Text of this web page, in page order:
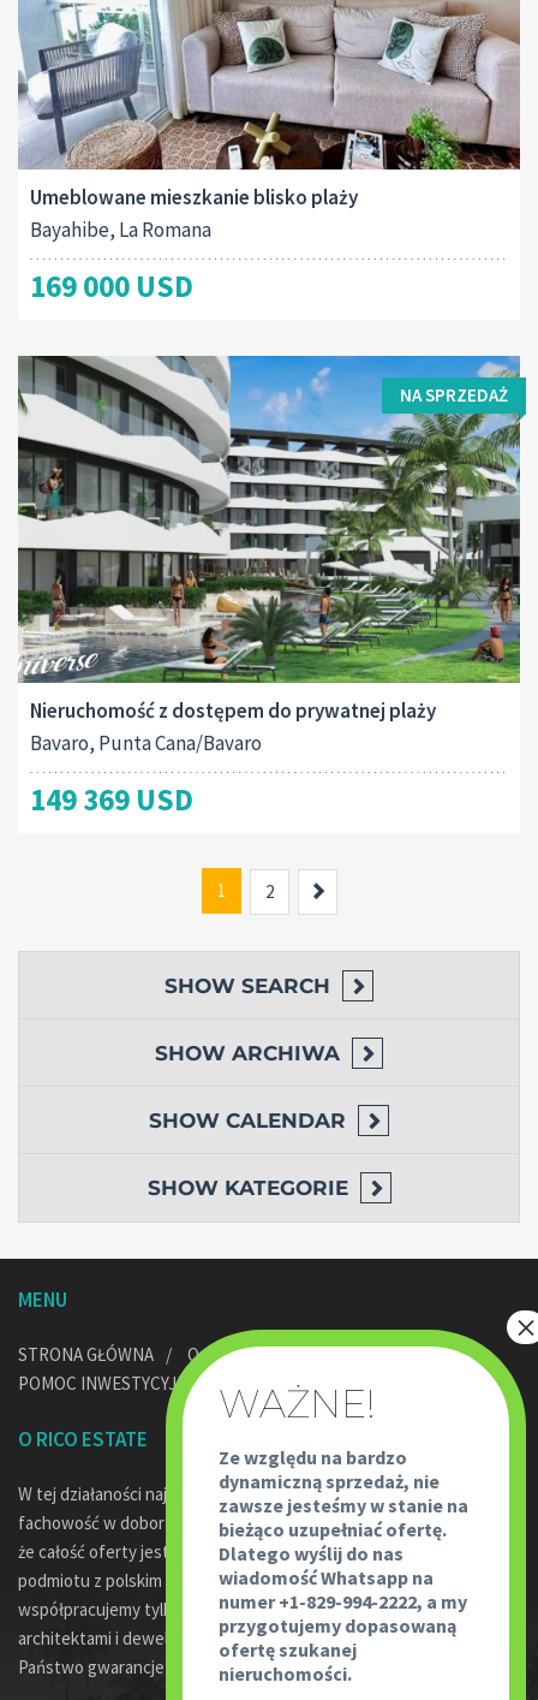
Umeblowane mieszkanie blisko plaży
Bayahibe, La Romana
169 000 USD
NA SPRZEDAŻ
Nieruchomość z dostępem do prywatnej plaży
Bavaro, Punta Cana/Bavaro
149 369 USD
1 2
SHOW SEARCH
SHOW ARCHIWA
SHOW CALENDAR
SHOW KATEGORIE
MENU
STRONA GŁÓWNA O NAS
POMOC PRAWNA
POMOC INWESTYCYJNA W DOMINIKANIE
O RICO ESTATE
W tej działaności najważniejsze jest bezpieczeństwo transakcji,
fachowość w doborze oferty oraz profesjonalne doradztwo. Jako,
że całość oferty jest pod egidą Rico Travel – największego
podmiotu z polskim kapitałem w Dominikanie oraz fakt, że
współpracujemy tylko z wykwalifikowanymi prawnikami,
architektami i deweloperami w tym kraju, powoduje że mają
Państwo gwarancje współpracy z najlepszymi.
Ze względu na bardzo
dynamiczną sprzedaż, nie
zawsze jesteśmy w stanie na
bieżąco uzupełniać ofertę.
Dlatego wyślij do nas
wiadomość Whatsapp na
numer +1-829-994-2222, a my
przygotujemy dopasowaną
ofertę szukanej
nieruchomości.